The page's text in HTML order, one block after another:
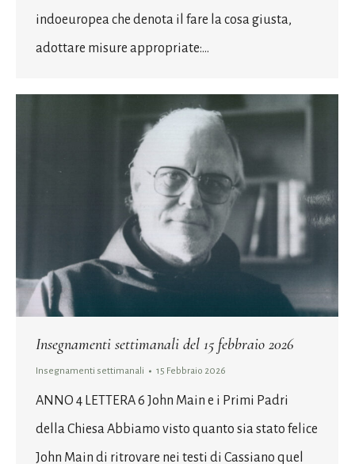
indoeuropea che denota il fare la cosa giusta,
adottare misure appropriate:…
Insegnamenti settimanali del 15 febbraio 2026
Insegnamenti settimanali 15 Febbraio 2026
ANNO 4 LETTERA 6 John Main e i Primi Padri
della Chiesa Abbiamo visto quanto sia stato felice
John Main di ritrovare nei testi di Cassiano quel